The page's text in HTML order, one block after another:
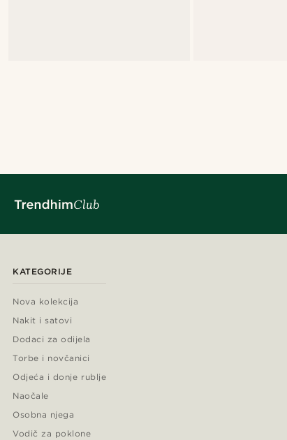
KATEGORIJE
Nova kolekcija
Nakit i satovi
Dodaci za odijela
Torbe i novčanici
Odjeća i donje rublje
Naočale
Osobna njega
Vodič za poklone